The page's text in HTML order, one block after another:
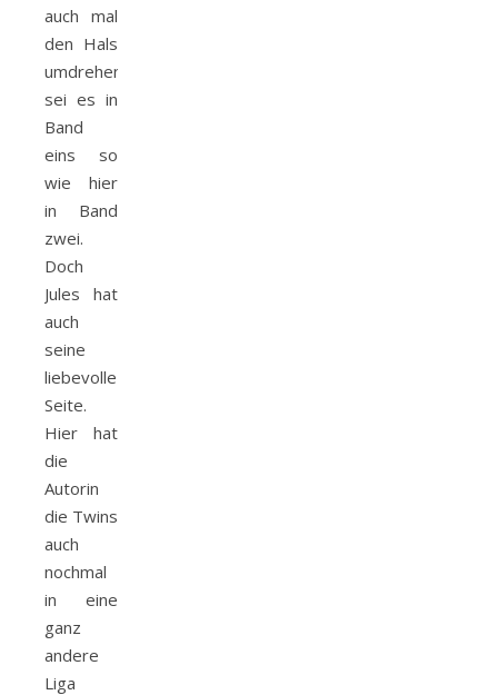
auch mal
den Hals
umdrehen,
sei es in
Band
eins so
wie hier
in Band
zwei.
Doch
Jules hat
auch
seine
liebevolle
Seite.
Hier hat
die
Autorin
die Twins
auch
nochmal
in eine
ganz
andere
Liga